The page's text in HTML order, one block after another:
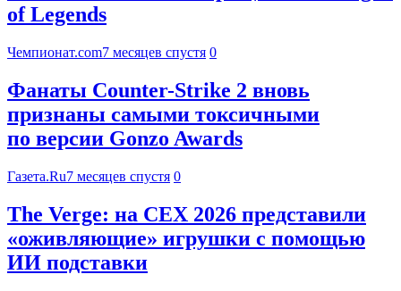
of Legends
Чемпионат.com7 месяцев спустя 0
Фанаты Counter-Strike 2 вновь
признаны самыми токсичными
по версии Gonzo Awards
Газета.Ru7 месяцев спустя 0
The Verge: на CEX 2026 представили
«оживляющие» игрушки с помощью
ИИ подставки